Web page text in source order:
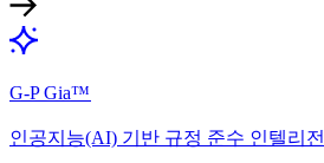
G-P Gia™​​
인공지능(AI) 기반 규정 준수 인텔리